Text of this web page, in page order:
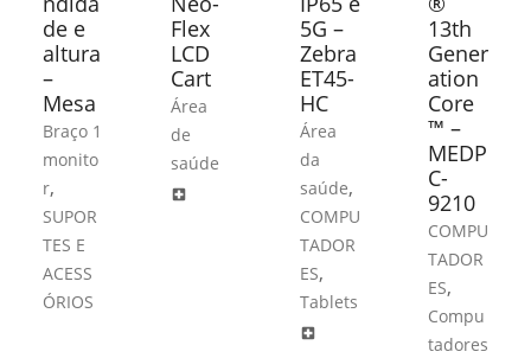
de e
altura
–
Mesa
Braço 1
monito
r,
SUPOR
TES E
ACESS
ÓRIOS
Flex
LCD
Cart
Área
de
saúde
local_hospital
5G –
Zebra
ET45-
HC
Área
da
saúde,
COMPU
TADOR
ES,
Tablets
local_hospital
13th
Gener
ation
Core
™ –
MEDP
C-
9210
COMPU
TADOR
ES,
Compu
tadores